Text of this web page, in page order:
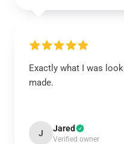
Exactly what I was
made.
J Jared
Verified owner